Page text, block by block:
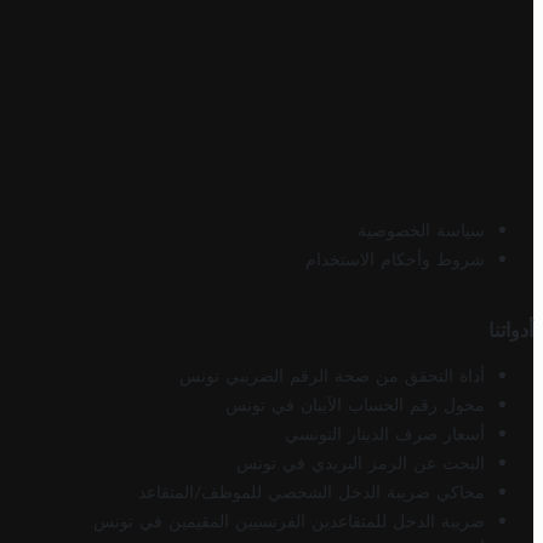
سياسة الخصوصية
شروط وأحكام الاستخدام
أدواتنا
أداة التحقق من صحة الرقم الضريبي تونس
محول رقم الحساب الآيبان في تونس
أسعار صرف الدينار التونسي
البحث عن الرمز البريدي في تونس
محاكي ضريبة الدخل الشخصي للموظف/المتقاعد
ضريبة الدخل للمتقاعدين الفرنسيين المقيمين في تونس